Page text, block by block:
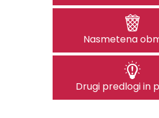
Nasmetena
Drugi predlogi in